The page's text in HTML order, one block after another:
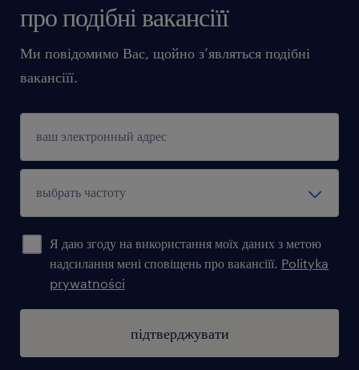
про подібні вакансіїї
Ми повідомимо Вас, щойно з’являться подібні
вакансіїї.
Я даю згоду на використання моїх даних з метою
надсилання мені сповіщень про вакансіїї. Polityka
prywatności
підтверджувати